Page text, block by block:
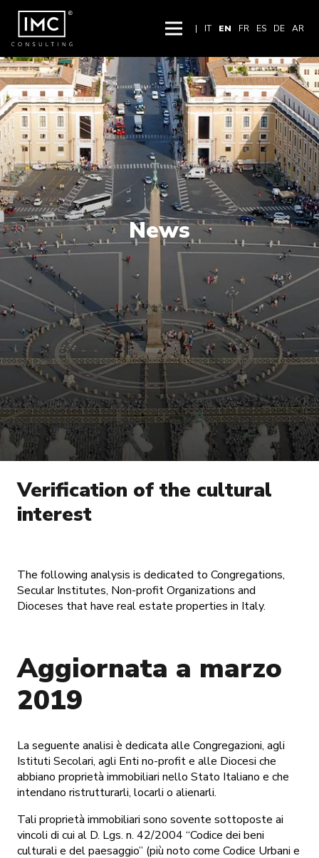
| IT EN FR ES DE AR
News
Verification of the cultural
interest
The following analysis is dedicated to Congregations,
Secular Institutes, Non-profit Organizations and
Dioceses that have real estate properties in Italy.
Aggiornata a marzo
2019
La seguente analisi è dedicata alle Congregazioni, agli
Istituti Secolari, agli Enti no-profit e alle Diocesi che
abbiano proprietà immobiliari nello Stato Italiano e che
intendano ristrutturarli, locarli o alienarli.
Tali proprietà immobiliari sono sovente sottoposte ai
vincoli di cui al D. Lgs. n. 42/2004 “Codice dei beni
culturali e del paesaggio” (più noto come Codice Urbani e